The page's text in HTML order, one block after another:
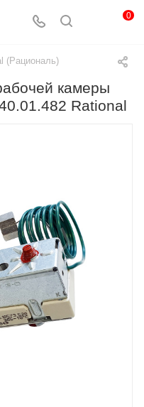
0
(Рациональ)
камеры
Rational